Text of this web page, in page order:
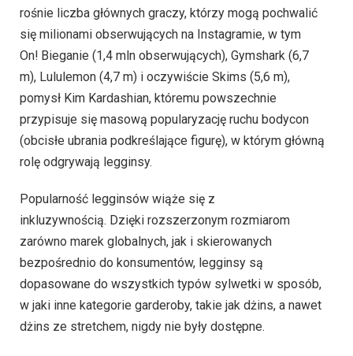
rośnie liczba głównych graczy, którzy mogą pochwalić
się milionami obserwujących na Instagramie, w tym
On! Bieganie (1,4 mln obserwujących), Gymshark (6,7
m), Lululemon (4,7 m) i oczywiście Skims (5,6 m),
pomysł Kim Kardashian, któremu powszechnie
przypisuje się masową popularyzację ruchu bodycon
(obcisłe ubrania podkreślające figurę), w którym główną
rolę odgrywają legginsy.
Popularność legginsów wiąże się z
inkluzywnością. Dzięki rozszerzonym rozmiarom
zarówno marek globalnych, jak i skierowanych
bezpośrednio do konsumentów, legginsy są
dopasowane do wszystkich typów sylwetki w sposób,
w jaki inne kategorie garderoby, takie jak dżins, a nawet
dżins ze stretchem, nigdy nie były dostępne.